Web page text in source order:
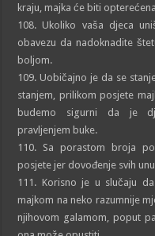
kraju, majka će biti
108. Ukoliko vaša djeca
obavezu da nadoknadite
boljom.
109. Uobičajno je da se
stanjem, prilikom posjete
budemo sigurni da je
pravljenjem buke.
110. Sa porastom broja
posjete jer dovođenje svih
111. Korisno je u slučaju
majkom na neko razumnije
njihovom galamom, poput